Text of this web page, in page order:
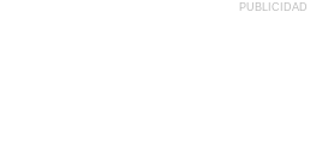
PUBLICIDAD